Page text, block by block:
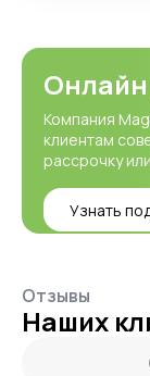
Онлайн
Компания
клиентам
рассрочку
Узнать
Отзывы
Наших